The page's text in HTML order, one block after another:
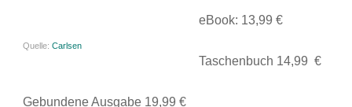
Quelle: Carlsen
eBook: 13,99 €
Taschenbuch 14,99 €
Gebundene Ausgabe 19,99 €